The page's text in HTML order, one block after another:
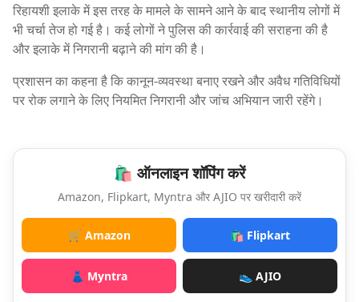
रिहायशी इलाके में इस तरह के मामले के सामने आने के बाद स्थानीय लोगों में
भी चर्चा तेज हो गई है। कई लोगों ने पुलिस की कार्रवाई की सराहना की है
और इलाके में निगरानी बढ़ाने की मांग की है।
प्रशासन का कहना है कि कानून-व्यवस्था बनाए रखने और अवैध गतिविधियों
पर रोक लगाने के लिए नियमित निगरानी और जांच अभियान जारी रहेंगे।
🛍️ ऑनलाइन शॉपिंग करें
Amazon, Flipkart, Myntra और AJIO पर खरीदारी करें
🛒 Amazon 🛍️ Flipkart
👗 Myntra 👟 AJIO